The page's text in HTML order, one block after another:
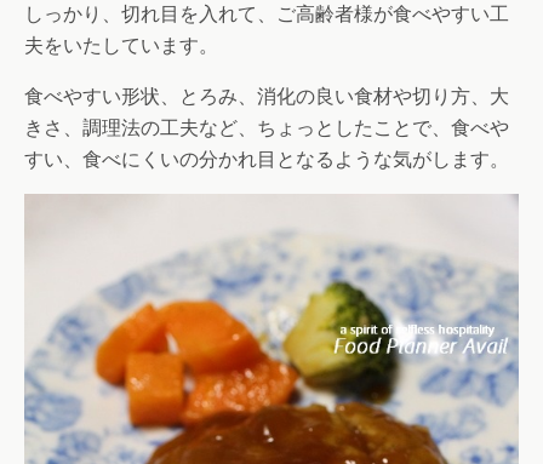
しっかり、切れ目を入れて、ご高齢者様が食べやすい工
夫をいたしています。
食べやすい形状、とろみ、消化の良い食材や切り方、大
きさ、調理法の工夫など、ちょっとしたことで、食べや
すい、食べにくいの分かれ目となるような気がします。